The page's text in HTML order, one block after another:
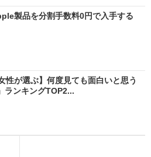
製品を分割手数料0円で入手する
性が選ぶ】何度見ても面白いと思う
ランキングTOP2...